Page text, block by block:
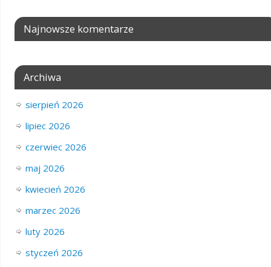
Najnowsze komentarze
Archiwa
sierpień 2026
lipiec 2026
czerwiec 2026
maj 2026
kwiecień 2026
marzec 2026
luty 2026
styczeń 2026